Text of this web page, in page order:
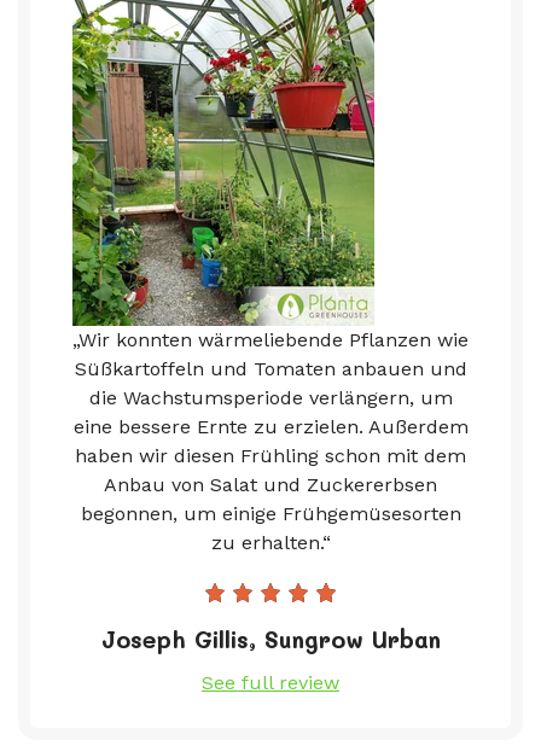
„Wir konnten wärmeliebende Pflanzen wie
Süßkartoffeln und Tomaten anbauen und
die Wachstumsperiode verlängern, um
eine bessere Ernte zu erzielen. Außerdem
haben wir diesen Frühling schon mit dem
Anbau von Salat und Zuckererbsen
begonnen, um einige Frühgemüsesorten
zu erhalten.“
Joseph Gillis, Sungrow Urban
See full review